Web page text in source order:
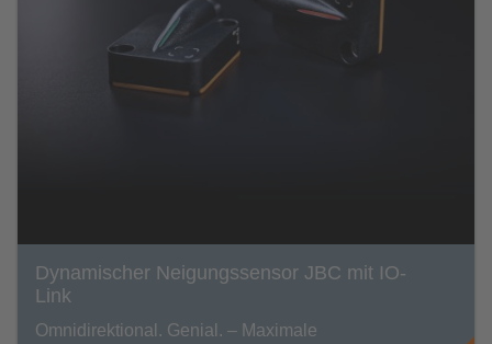
Dynamischer Neigungssensor JBC mit IO-
Link
Omnidirektional. Genial. – Maximale